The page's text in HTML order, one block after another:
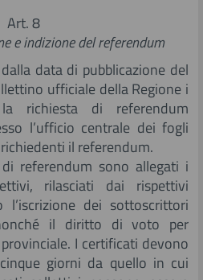
Art. 8
e indizione del referendum
data di pubblicazione del
ufficiale della Regione i
richiesta di referendum
l’ufficio centrale dei fogli
il referendum.
sono allegati i
rilasciati dai rispettivi
l’iscrizione dei sottoscrittori
il diritto di voto per
I certificati devono
giorni da quello in cui